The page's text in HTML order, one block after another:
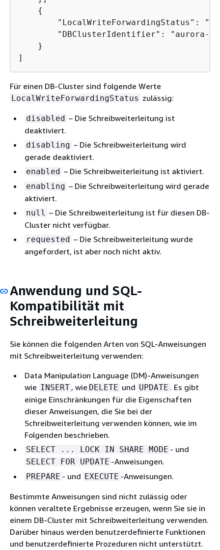
{
"LocalWriteForwardingStatus":
"DBClusterIdentifier": "aurora-
    }
]
Für einen DB-Cluster sind folgende Werte
LocalWriteForwardingStatus zulässig:
disabled – Die Schreibweiterleitung ist
deaktiviert.
disabling – Die Schreibweiterleitung wird
gerade deaktiviert.
enabled – Die Schreibweiterleitung ist aktiviert.
enabling – Die Schreibweiterleitung wird gerade
aktiviert.
null – Die Schreibweiterleitung ist für diesen DB-
Cluster nicht verfügbar.
requested – Die Schreibweiterleitung wurde
angefordert, ist aber noch nicht aktiv.
Anwendung und SQL-
Kompatibilität mit
Schreibweiterleitung
Sie können die folgenden Arten von SQL-Anweisungen
mit Schreibweiterleitung verwenden:
Data Manipulation Language (DM)-Anweisungen
wie INSERT , wie DELETE und UPDATE . Es gibt
einige Einschränkungen für die Eigenschaften
dieser Anweisungen, die Sie bei der
Schreibweiterleitung verwenden können, wie im
Folgenden beschrieben.
SELECT ... LOCK IN SHARE MODE - und
SELECT FOR UPDATE -Anweisungen.
PREPARE - und EXECUTE -Anweisungen.
Bestimmte Anweisungen sind nicht zulässig oder
können veraltete Ergebnisse erzeugen, wenn Sie sie in
einem DB-Cluster mit Schreibweiterleitung verwenden.
Darüber hinaus werden benutzerdefinierte Funktionen
und benutzerdefinierte Prozeduren nicht unterstützt.